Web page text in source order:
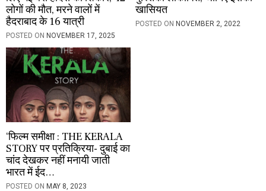
लोगों की मौत, मरने वालों में
हैदराबाद के 16 यात्री
POSTED ON NOVEMBER 17, 2025
खासियत
POSTED ON NOVEMBER 2, 2022
‘फिल्म समीक्षा : THE KERALA
STORY पर प्रतिक्रिया- दुबाई का
चांद देखकर नहीं मनायी जाती
भारत में ईद…
POSTED ON MAY 8, 2023